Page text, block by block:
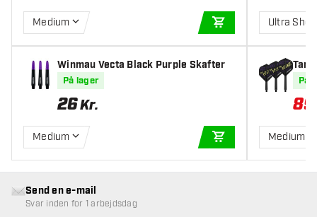
KOTO 4PCS. Surround Sort
2 Sæt KOTO Steeldarts + 90 stk.
Medium
TILFØJ TIL KURV
Winmau Vecta Black Purple Skafter
På lager
26Kr.
Medium
TILFØJ TIL KURV
Ultra
På
89
Medium
Send en e-mail
Svar inden for 1 arbejdsdag